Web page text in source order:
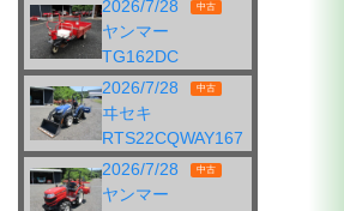
2026/7/28
中古
ヤンマー
TG162DC
2026/7/28
中古
ヰセキ
RTS22CQWAY167
2026/7/28
中古
ヤンマー